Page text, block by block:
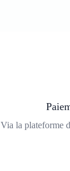
Via la plateforme